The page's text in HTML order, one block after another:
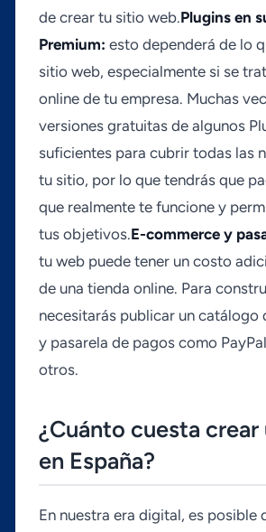
de crear tu sitio web.Plugins en
Premium: esto dependerá de lo
sitio web, especialmente si se
online de tu empresa. Muchas
versiones gratuitas de algunos
suficientes para cubrir todas las
tu sitio, por lo que tendrás que
que realmente te funcione y
tus objetivos.E-commerce y
tu web puede tener un costo
de una tienda online. Para
necesitarás publicar un catálogo
y pasarela de pagos como
otros.
¿Cuánto cuesta crear
en España?
En nuestra era digital, es posible